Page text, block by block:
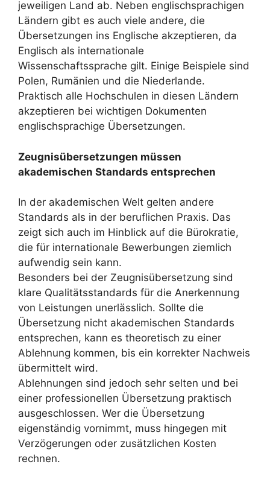
jeweiligen Land ab. Neben englischsprachigen
Ländern gibt es auch viele andere, die
Übersetzungen ins Englische akzeptieren, da
Englisch als internationale
Wissenschaftssprache gilt. Einige Beispiele sind
Polen, Rumänien und die Niederlande.
Praktisch alle Hochschulen in diesen Ländern
akzeptieren bei wichtigen Dokumenten
englischsprachige Übersetzungen.
Zeugnisübersetzungen müssen
akademischen Standards entsprechen
In der akademischen Welt gelten andere
Standards als in der beruflichen Praxis. Das
zeigt sich auch im Hinblick auf die Bürokratie,
die für internationale Bewerbungen ziemlich
aufwendig sein kann.
Besonders bei der Zeugnisübersetzung sind
klare Qualitätsstandards für die Anerkennung
von Leistungen unerlässlich. Sollte die
Übersetzung nicht akademischen Standards
entsprechen, kann es theoretisch zu einer
Ablehnung kommen, bis ein korrekter Nachweis
übermittelt wird.
Ablehnungen sind jedoch sehr selten und bei
einer professionellen Übersetzung praktisch
ausgeschlossen. Wer die Übersetzung
eigenständig vornimmt, muss hingegen mit
Verzögerungen oder zusätzlichen Kosten
rechnen.